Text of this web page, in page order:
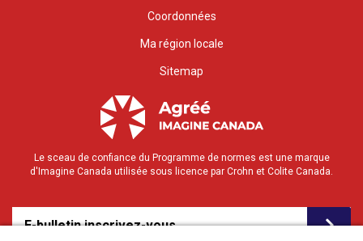
Coordonnées
Ma région locale
Sitemap
Le sceau de confiance du Programme de normes est une marque
d'Imagine Canada utilisée sous licence par Crohn et Colite Canada.
E-bulletin inscrivez-vous